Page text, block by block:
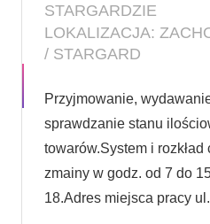
STARGARDZIE
LOKALIZACJA:
/ STARGARD
Przyjmowanie,
sprawdzanie stanu
towarów.System i
zmainy w godz. od 7 do
18.Adres miejsca pracy